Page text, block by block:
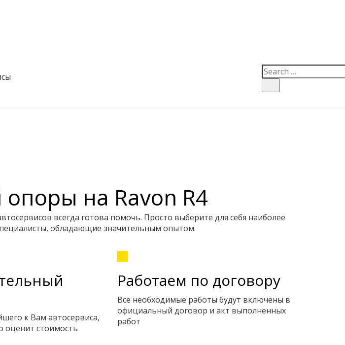
на Ravon R4
всегда готова помочь. Просто выберите для себя наиболее
обладающие значительным опытом.
к Вам автосервиса,
оценит стоимость
Работаем по договору
Все необходимые работы будут включены в
официальный договор и акт выполненных
работ